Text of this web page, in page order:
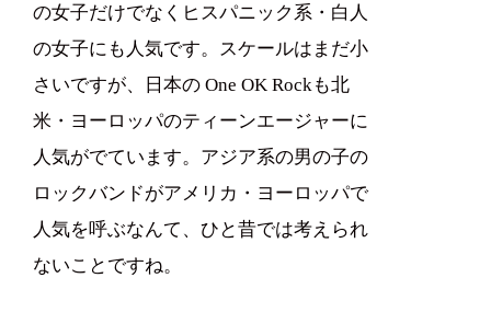
の女子だけでなくヒスパニック系・白人
の女子にも人気です。スケールはまだ小
さいですが、日本の One OK Rockも北
米・ヨーロッパのティーンエージャーに
人気がでています。アジア系の男の子の
ロックバンドがアメリカ・ヨーロッパで
人気を呼ぶなんて、ひと昔では考えられ
ないことですね。